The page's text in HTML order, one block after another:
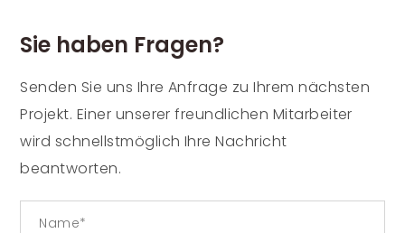
Sie haben Fragen?
Senden Sie uns Ihre Anfrage zu Ihrem nächsten
Projekt. Einer unserer freundlichen Mitarbeiter
wird schnellstmöglich Ihre Nachricht
beantworten.